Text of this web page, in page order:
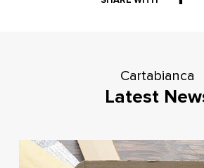
Cartabianca
Latest